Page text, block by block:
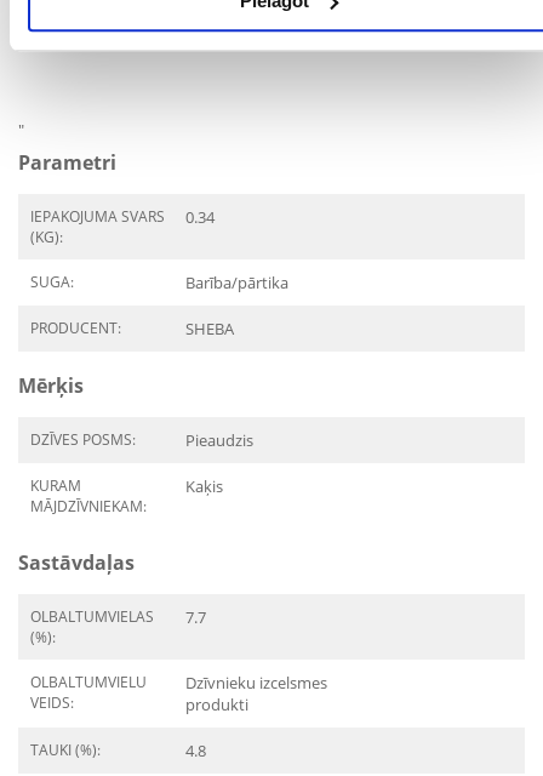
"
Parametri
IEPAKOJUMA SVARS
(KG):
0.34
SUGA: Barība/pārtika
PRODUCENT: SHEBA
Mērķis
DZĪVES POSMS: Pieaudzis
KURAM
MĀJDZĪVNIEKAM:
Kaķis
Sastāvdaļas
OLBALTUMVIELAS
(%):
7.7
OLBALTUMVIELU
VEIDS:
Dzīvnieku izcelsmes
produkti
TAUKI (%): 4.8